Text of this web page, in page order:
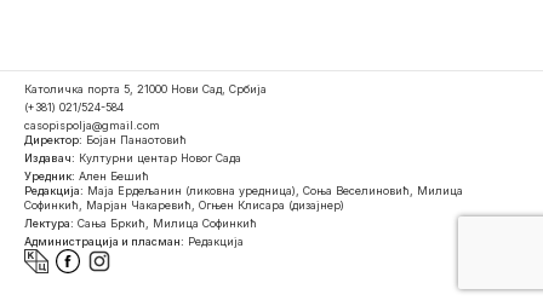
Католичка порта 5, 21000 Нови Сад, Србија
(+381) 021/524-584
casopispolja@gmail.com
Директор: Бојан Панаотовић
Издавач: Културни центар Новог Сада
Уредник: Ален Бешић
Редакција: Маја Ердељанин (ликовна уредница), Соња Веселиновић, Милица
Софинкић, Марјан Чакаревић, Огњен Клисара (дизајнер)
Лектура: Сања Бркић, Милица Софинкић
Администрација и пласман: Редакција